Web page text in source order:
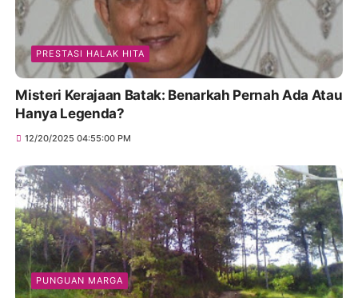
PRESTASI HALAK HITA
Misteri Kerajaan Batak: Benarkah Pernah Ada Atau
Hanya Legenda?
12/20/2025 04:55:00 PM
PUNGUAN MARGA